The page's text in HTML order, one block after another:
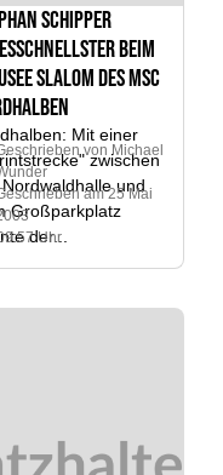
Schipper
beim
Slalom des MSC
Mit einer
zwischen
und
Großparkplatz
der...
von Michael
am 25 Mai
Uhr